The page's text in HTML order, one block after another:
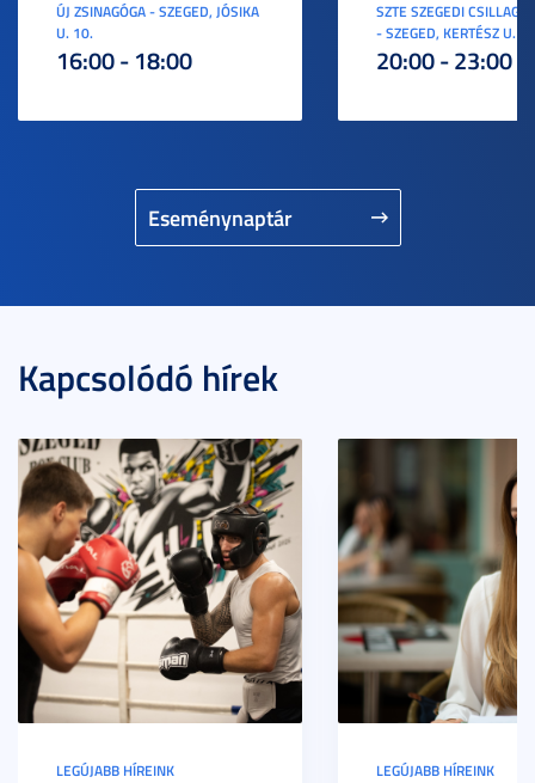
Eseménynaptár
ÚJ ZSINAGÓGA - SZEGED, JÓSIKA
U. 10.
16:00 - 18:00
SZTE SZEGEDI
- SZEGED, KERTÉSZ U. 3.
20:00 - 23:00
Kapcsolódó hírek
LEGÚJABB HÍREINK LEGÚJABB HÍREINK